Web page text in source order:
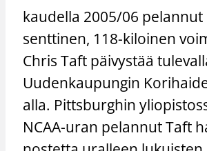
kaudella 2005/06 pelannut
senttinen, 118-kiloinen
Chris Taft päivystää
Uudenkaupungin
alla. Pittsburghin
NCAA-uran pelannut Taft